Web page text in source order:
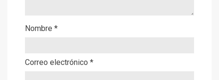
Nombre *
Correo electrónico *